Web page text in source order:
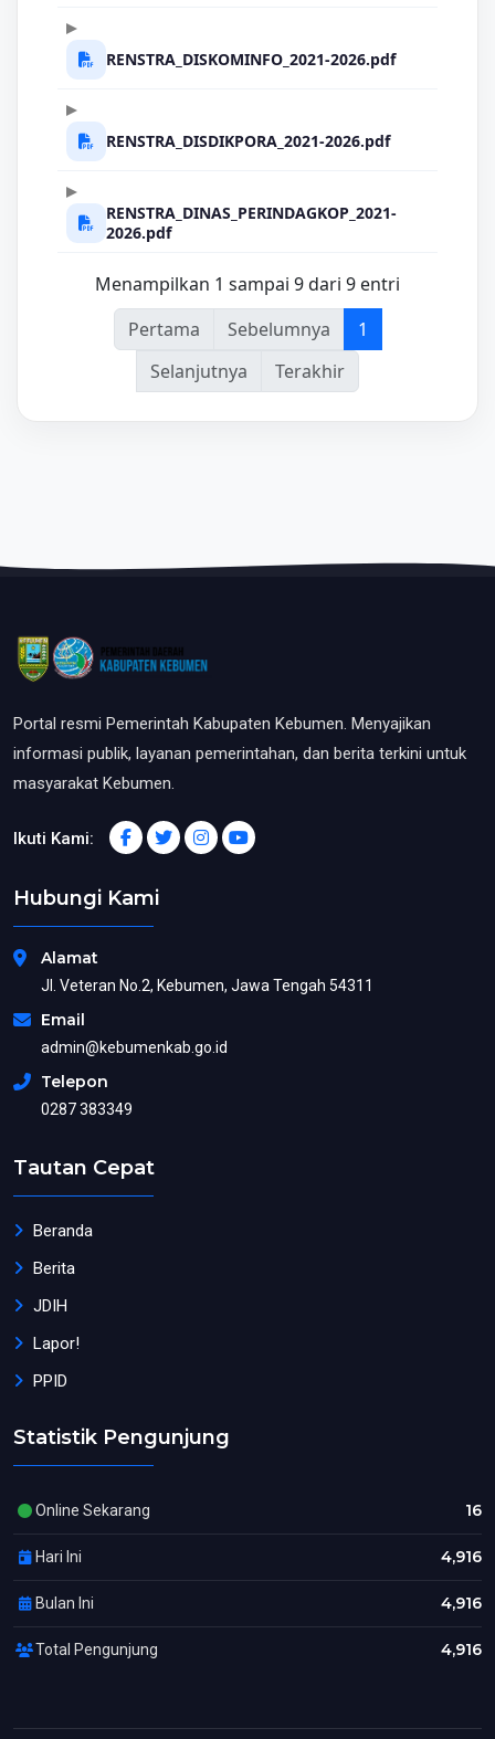
RENSTRA_DISKOMINFO_2021-2026.pdf
RENSTRA_DISDIKPORA_2021-2026.pdf
RENSTRA_DINAS_PERINDAGKOP_2021-
2026.pdf
Menampilkan 1 sampai 9 dari 9 entri
Pertama
Sebelumnya
1
Selanjutnya
Terakhir
Portal resmi Pemerintah Kabupaten Kebumen. Menyajikan
informasi publik, layanan pemerintahan, dan berita terkini untuk
masyarakat Kebumen.
Ikuti Kami:
Hubungi Kami
Alamat
Jl. Veteran No.2, Kebumen, Jawa Tengah 54311
Email
admin@kebumenkab.go.id
Telepon
0287 383349
Tautan Cepat
Beranda
Berita
JDIH
Lapor!
PPID
Statistik Pengunjung
Online Sekarang 16
Hari Ini 4,916
Bulan Ini 4,916
Total Pengunjung 4,916